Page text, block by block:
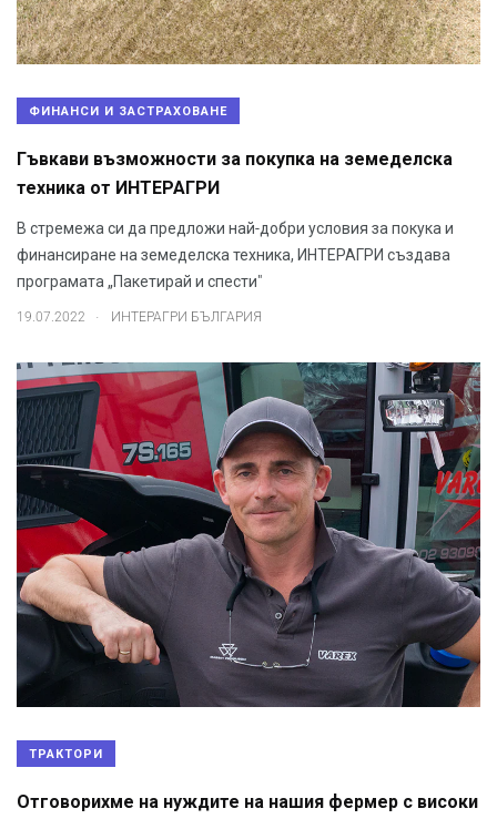
ФИНАНСИ И ЗАСТРАХОВАНЕ
Гъвкави възможности за покупка на земеделска
техника от ИНТЕРАГРИ
В стремежа си да предложи най-добри условия за покука и
финансиране на земеделска техника, ИНТЕРАГРИ създава
програмата „Пакетирай и спести"
19.07.2022 . ИНТЕРАГРИ БЪЛГАРИЯ
ТРАКТОРИ
Отговорихме на нуждите на нашия фермер с високи